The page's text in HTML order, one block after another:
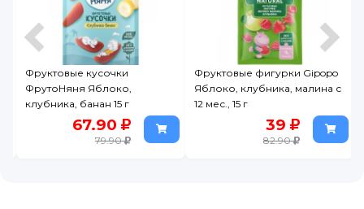
Фруктовые кусочки
ФрутоНяня Яблоко,
клубника, банан 15 г
67.90
79.90
Фруктовые фигурки Gipopo
Яблоко, клубника, малина с
12 мес., 15 г
39
82.90